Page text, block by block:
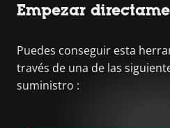
Empezar
Puedes conseguir esta
través de una de las
suministro :